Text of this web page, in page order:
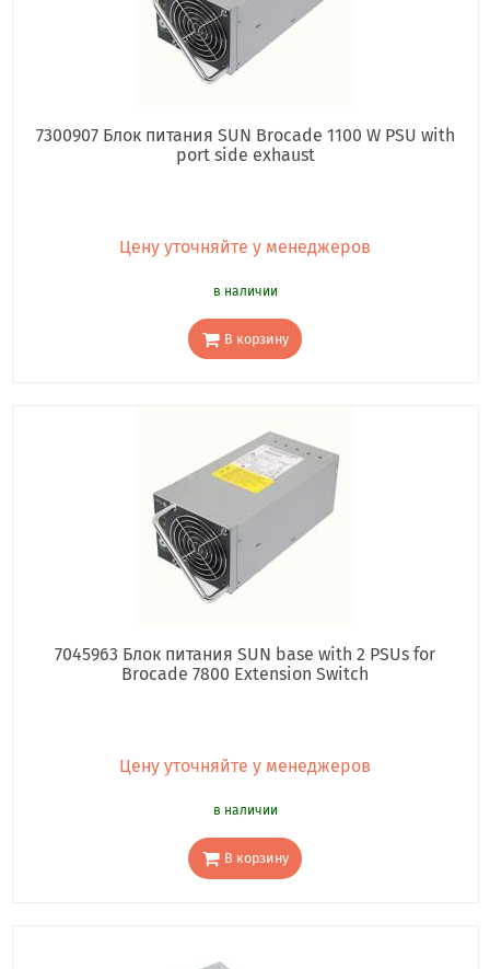
7300907 Блок питания SUN Brocade 1100 W PSU with
port side exhaust
Цену уточняйте у менеджеров
в наличии
В корзину
7045963 Блок питания SUN base with 2 PSUs for
Brocade 7800 Extension Switch
Цену уточняйте у менеджеров
в наличии
В корзину